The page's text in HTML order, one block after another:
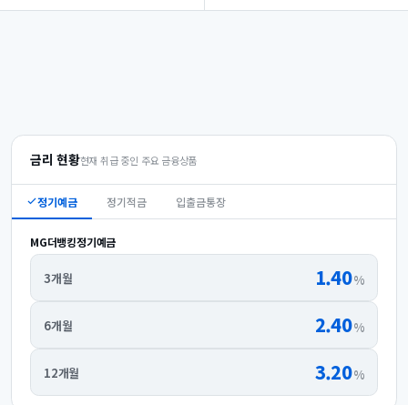
금리 현황현재 취급 중인 주요 금융상품
정기예금 정기적금 입출금통장
MG더뱅킹정기예금
3개월 1.40%
6개월 2.40%
12개월 3.20%